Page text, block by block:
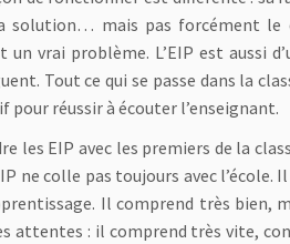
mais pas forcément le
vrai problème. L’EIP est aussi
Tout ce qui se passe dans la
réussir à écouter l’enseignant.
les EIP avec les premiers de la
ne colle pas toujours avec
Il comprend très bien,
attentes : il comprend très vite,